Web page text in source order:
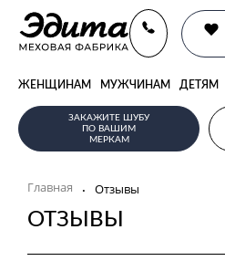
ЖЕНЩИНАМ МУЖЧИНАМ ДЕТЯМ
ЗАКАЖИТЕ ШУБУ
ПО ВАШИМ
МЕРКАМ
Главная . Отзывы
ОТЗЫВЫ